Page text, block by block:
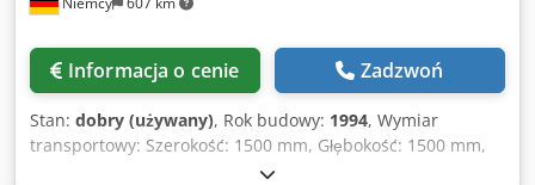
Informacja o cenie Zadzwoń
Stan: dobry (używany), Rok budowy: 1994, Wymiar
transportowy: Szerokość: 1500 mm, Głębokość: 1500 mm,
Maks. Wysokość: 1550 mm, Waga: ok. 220 kg. Crjdpfxem Rg